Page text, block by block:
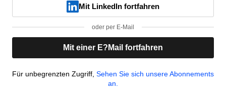
Mit LinkedIn fortfahren
oder per E-Mail
Mit einer E?Mail fortfahren
Für unbegrenzten Zugriff, Sehen Sie sich unsere Abonnements
an.